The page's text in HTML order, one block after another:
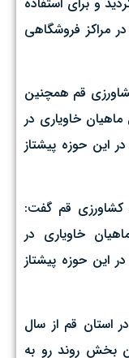
مراکز فروشگاهی
قم همچنین
خاویاری در
این حوزه پیشتاز
کشاورزی قم گفت:
خاویاری در
این حوزه پیشتاز
استان قم از سال
این بخش روند رو به